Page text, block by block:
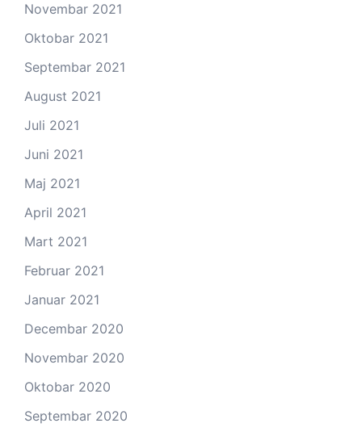
Novembar 2021
Oktobar 2021
Septembar 2021
August 2021
Juli 2021
Juni 2021
Maj 2021
April 2021
Mart 2021
Februar 2021
Januar 2021
Decembar 2020
Novembar 2020
Oktobar 2020
Septembar 2020